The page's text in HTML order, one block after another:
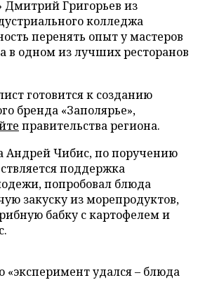
Дмитрий Григорьев из
колледжа
перенять опыт у мастеров
в одном из лучших ресторанов
готовится к созданию
бренда «Заполярье»,
правительства региона.
Андрей Чибис, по поручению
поддержка
попробовал блюда
закуску из морепродуктов,
бабку с картофелем и
«эксперимент удался – блюда